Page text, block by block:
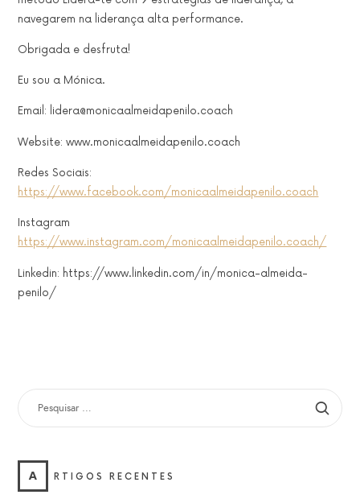
navegarem na liderança alta performance.
Obrigada e desfruta!
Eu sou a Mónica.
Email: lidera@monicaalmeidapenilo.coach
Website: www.monicaalmeidapenilo.coach
Redes Sociais:
https://www.facebook.com/monicaalmeidapenilo.coach
Instagram
https://www.instagram.com/monicaalmeidapenilo.coach/
Linkedin: https://www.linkedin.com/in/monica-almeida-
penilo/
PESQUISAR
POR:
A RTIGOS RECENTES